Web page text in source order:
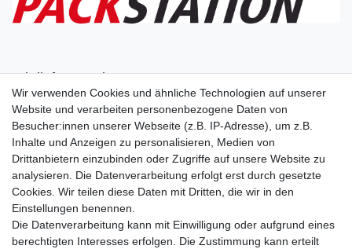
Wir liefern nach
Dein Vorteil
Schnelle Lieferzeiten
Käuferschutz
Datenschutz
Sichere Zahlung durch SSL
Infos
Wir verwenden Cookies und ähnliche Technologien auf unserer
Website und verarbeiten personenbezogene Daten von
Besucher:innen unserer Webseite (z.B. IP-Adresse), um z.B.
Inhalte und Anzeigen zu personalisieren, Medien von
Drittanbietern einzubinden oder Zugriffe auf unsere Website zu
analysieren. Die Datenverarbeitung erfolgt erst durch gesetzte
Cookies. Wir teilen diese Daten mit Dritten, die wir in den
Einstellungen benennen.
Die Datenverarbeitung kann mit Einwilligung oder aufgrund eines
berechtigten Interesses erfolgen. Die Zustimmung kann erteilt